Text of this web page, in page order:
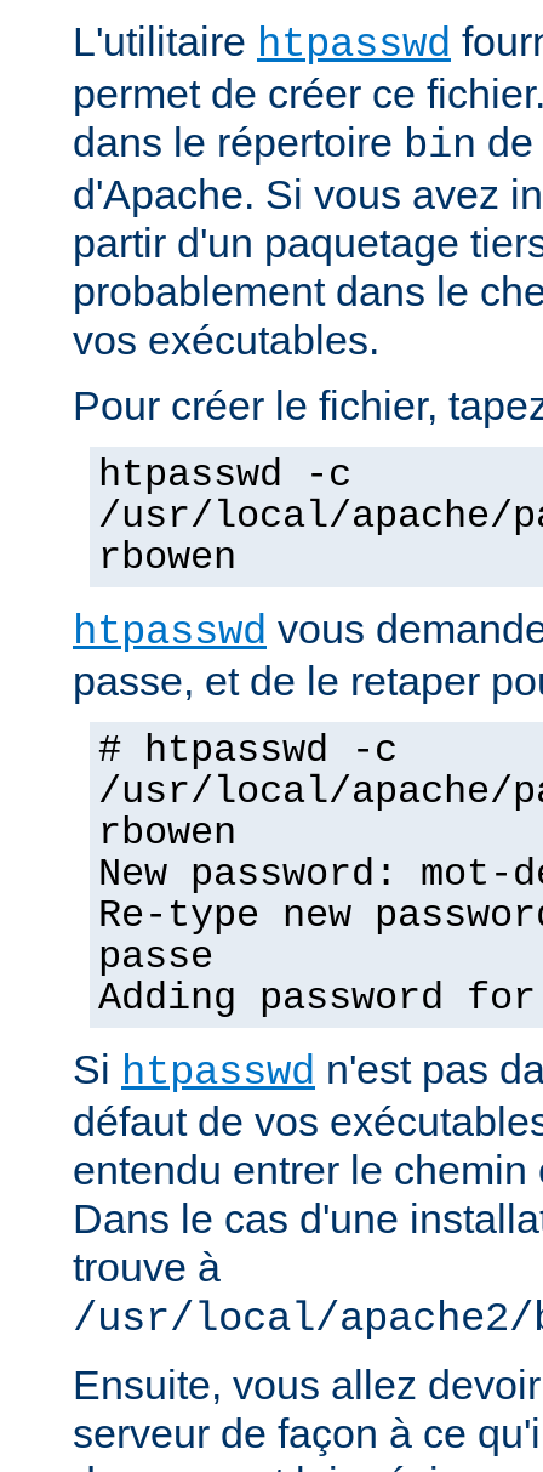
L'utilitaire htpasswd
permet de créer ce
dans le répertoire bin
d'Apache. Si vous avez
partir d'un paquetage
probablement dans le
vos exécutables.
Pour créer le fichier,
htpasswd -c
/usr/local/apache/
rbowen
htpasswd vous
passe, et de le retaper
# htpasswd -c
/usr/local/apache/
rbowen
New password: mot-
Re-type new
passe
Adding password
Si htpasswd n'est pas
défaut de vos
entendu entrer le chemin
Dans le cas d'une
trouve à
/usr/local/apache2/
Ensuite, vous allez
serveur de façon à ce